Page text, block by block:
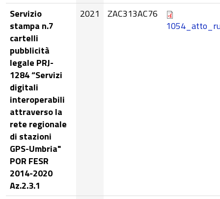
Servizio
stampa n.7
cartelli
pubblicità
legale PRJ-
1284 “Servizi
digitali
interoperabili
attraverso la
rete regionale
di stazioni
GPS-Umbria"
POR FESR
2014-2020
Az.2.3.1
2021
ZAC313AC76